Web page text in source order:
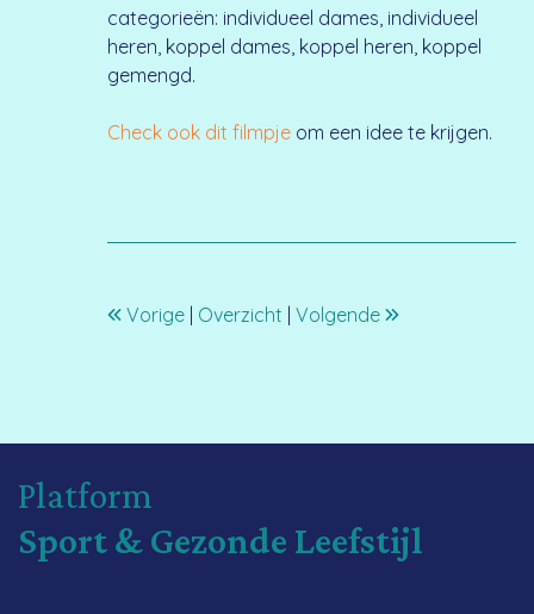
categorieën: individueel dames, individueel
heren, koppel dames, koppel heren, koppel
gemengd.
Check ook dit filmpje om een idee te krijgen.
Vorige| Overzicht Volgende
Platform
Sport & Gezonde Leefstijl